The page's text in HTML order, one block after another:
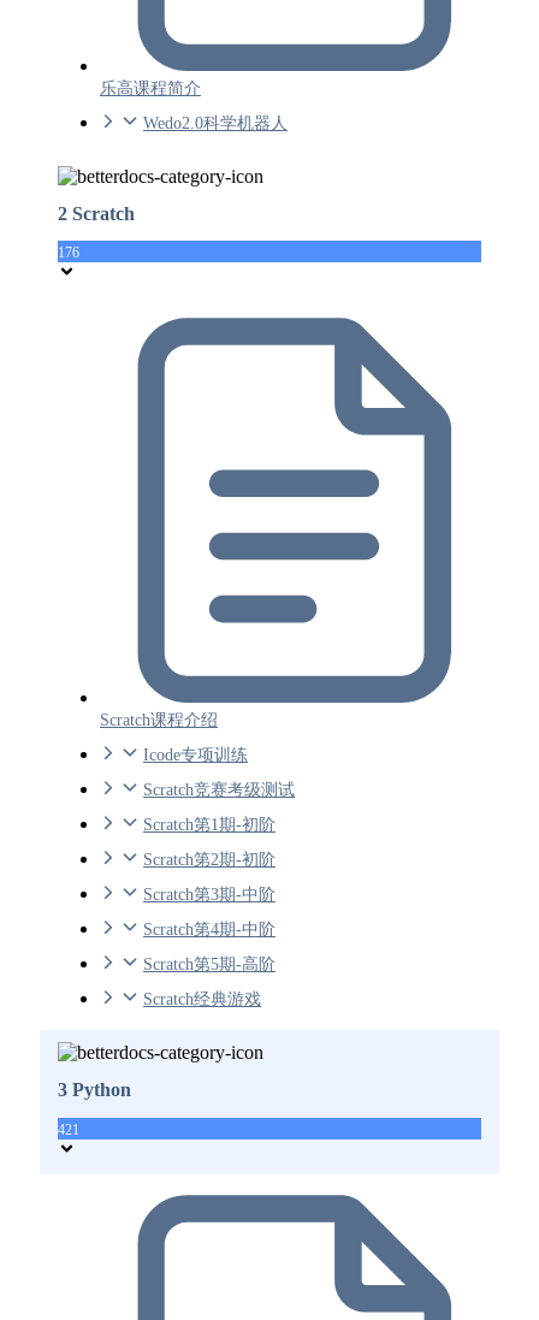
乐高课程简介
Wedo2.0科学机器人
2 Scratch
176
Scratch课程介绍
Icode专项训练
Scratch竞赛考级测试
Scratch第1期-初阶
Scratch第2期-初阶
Scratch第3期-中阶
Scratch第4期-中阶
Scratch第5期-高阶
Scratch经典游戏
3 Python
421